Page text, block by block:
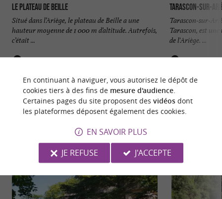
Le plateau de Beille
Situé dans l’Ariège, le plateau de Beille a une
hauteur moyenne de 1 000 m d’altitude. Autrefois,
c’était ...
6,8 km - Les Cabannes
Tarascon-sur-
Tarascon-sur-
Tarascon, est
de l'Ariège. ...
9,3 km -
NOUS AVONS TESTÉPOUR VOUS
En continuant à naviguer, vous autorisez le dépôt de
cookies tiers à des fins de mesure d'audience.
Certaines pages du site proposent des vidéosdont
les plateformes déposent également des cookies.
EN SAVOIR PLUS
JE REFUSE
J'ACCEPTE